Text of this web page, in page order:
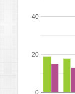
0
20
40